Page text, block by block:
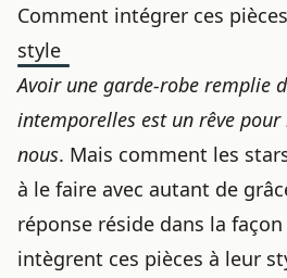
Comment intégrer ces
style
Avoir une garde-robe remplie
intemporelles est un rêve pour
nous. Mais comment les
à le faire avec autant de
réponse réside dans la
intègrent ces pièces à leur